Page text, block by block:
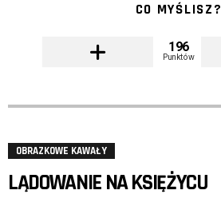
CO MYŚLISZ?
196
Punktów
OBRAZKOWE KAWAŁY
LĄDOWANIE NA KSIĘŻYCU